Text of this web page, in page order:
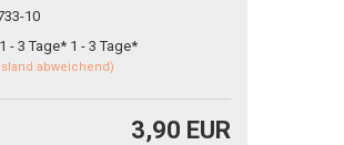
10
1 - 3 Tage*
abweichend)
3,90 EUR